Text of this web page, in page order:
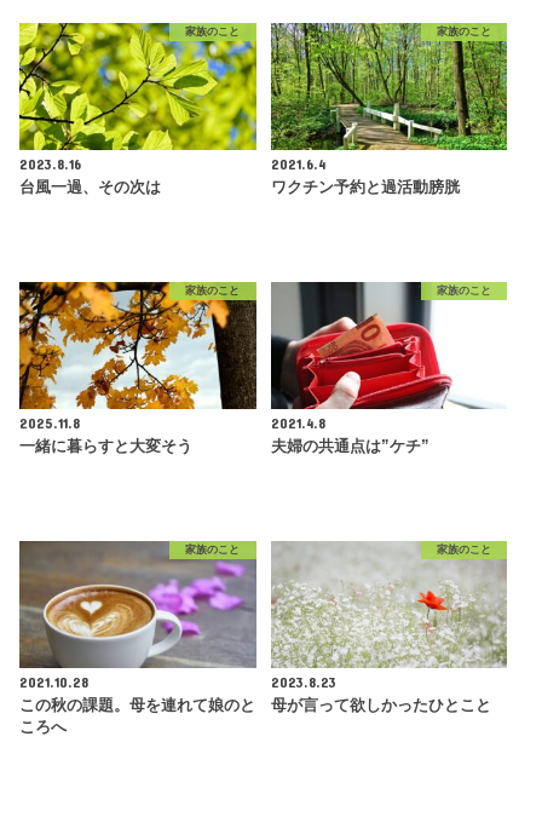
家族のこと
2023.8.16
台風一過、その次は
家族のこと
2021.6.4
ワクチン予約と過活動膀胱
家族のこと
2025.11.8
一緒に暮らすと大変そう
家族のこと
2021.4.8
夫婦の共通点は”ケチ”
家族のこと
2021.10.28
この秋の課題。母を連れて娘のと
ころへ
家族のこと
2023.8.23
母が言って欲しかったひとこと